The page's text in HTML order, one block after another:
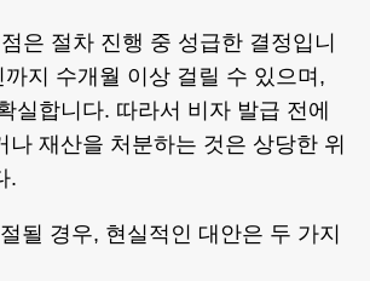
은 절차 진행 중 성급한 결정입니
지 수개월 이상 걸릴 수 있으며,
실합니다. 따라서 비자 발급 전에
나 재산을 처분하는 것은 상당한 위
.
될 경우, 현실적인 대안은 두 가지